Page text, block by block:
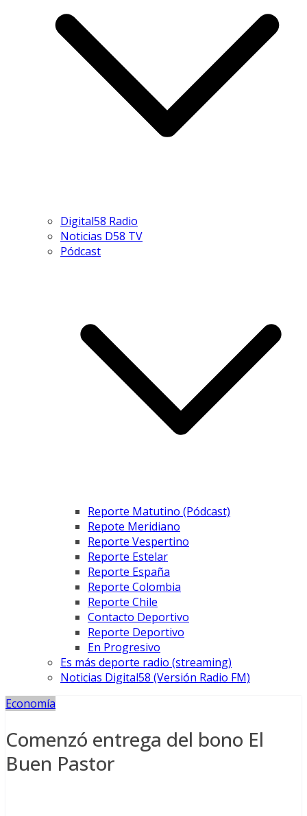
Digital58 Radio
Noticias D58 TV
Pódcast
Reporte Matutino (Pódcast)
Repote Meridiano
Reporte Vespertino
Reporte Estelar
Reporte España
Reporte Colombia
Reporte Chile
Contacto Deportivo
Reporte Deportivo
En Progresivo
Es más deporte radio (streaming)
Noticias Digital58 (Versión Radio FM)
Economía
Comenzó entrega del bono El
Buen Pastor